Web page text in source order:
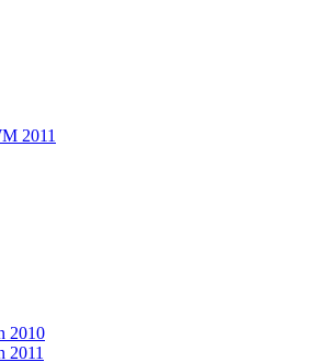
2011
2010
2011